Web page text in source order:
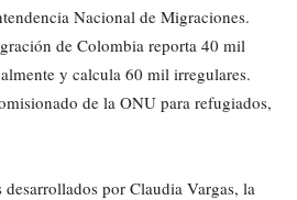
Nacional de Migraciones.
de Colombia reporta 40 mil
y calcula 60 mil irregulares.
de la ONU para refugiados,
por Claudia Vargas, la